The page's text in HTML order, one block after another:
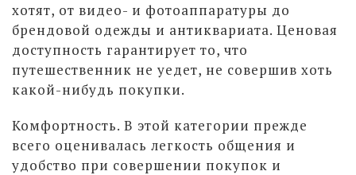
хотят, от видео- и фотоаппаратуры до
брендовой одежды и антиквариата. Ценовая
доступность гарантирует то, что
путешественник не уедет, не совершив хоть
какой-нибудь покупки.
Комфортность. В этой категории прежде
всего оценивалась легкость общения и
удобство при совершении покупок и